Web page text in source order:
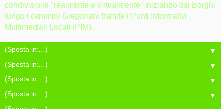
condivisibile "realmente e virtualmente" iniziando dai Borghi
lungo i cammini Gregoriani tramite i Punti Informativi
Multimediali Locali (PIM).
▼
▼
▼
▼